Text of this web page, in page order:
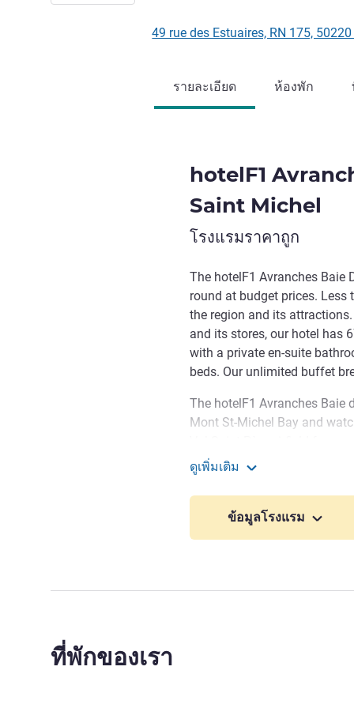
49 rue des Estuaires, RN 175,
รายละเอียด ห้องพัก
hotelF1
Saint Michel
โรงแรมราคาถูก
The hotelF1 Avranches Baie
round at budget prices.
the region and its
and its stores, our hotel has
with a private en-suite
beds. Our unlimited buffet
The hotelF1 Avranches
Mont St-Michel Bay and
minutes by car from
racecourse and 18 minutes
Our hotelF1 is ideally
minutes from Granville. 50
ดูเพิ่มเติม
ข้อมูลโรงแรม
ที่พักของเรา